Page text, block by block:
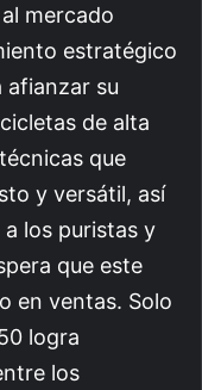
mercado
estratégico
afianzar su
de alta
que
y versátil, así
los puristas y
que este
en ventas. Solo
logra
los